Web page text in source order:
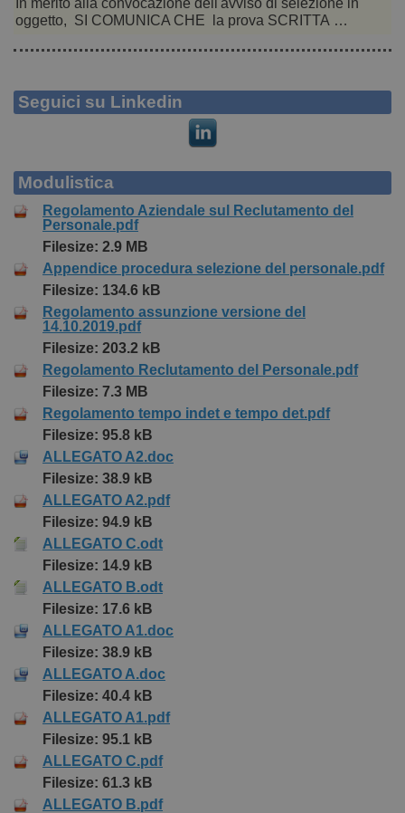
oggetto, SI COMUNICA CHE la prova SCRITTA …
Seguici su Linkedin
Modulistica
Regolamento Aziendale sul Reclutamento del
Personale.pdf
Filesize: 2.9 MB
Appendice procedura selezione del personale.pdf
Filesize: 134.6 kB
Regolamento assunzione versione del
14.10.2019.pdf
Filesize: 203.2 kB
Regolamento Reclutamento del Personale.pdf
Filesize: 7.3 MB
Regolamento tempo indet e tempo det.pdf
Filesize: 95.8 kB
ALLEGATO A2.doc
Filesize: 38.9 kB
ALLEGATO A2.pdf
Filesize: 94.9 kB
ALLEGATO C.odt
Filesize: 14.9 kB
ALLEGATO B.odt
Filesize: 17.6 kB
ALLEGATO A1.doc
Filesize: 38.9 kB
ALLEGATO A.doc
Filesize: 40.4 kB
ALLEGATO A1.pdf
Filesize: 95.1 kB
ALLEGATO C.pdf
Filesize: 61.3 kB
ALLEGATO B.pdf